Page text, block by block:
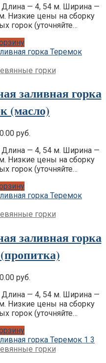
Длина — 4, 54 м. Ширина —
Низкие цены на сборку
горок (уточняйте…
горки
заливная горка
(масло)
руб.
Длина — 4, 54 м. Ширина —
Низкие цены на сборку
горок (уточняйте…
горки
заливная горка
руб.
Длина — 4, 54 м. Ширина —
Низкие цены на сборку
горок (уточняйте…
горки